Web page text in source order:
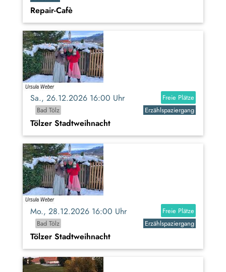
Repair-Cafè
Sa., 26.12.2026 16:00 Uhr
Freie Plätze
Bad Tölz
Erzählspaziergang
Tölzer Stadtweihnacht
Mo., 28.12.2026 16:00 Uhr
Freie Plätze
Bad Tölz
Erzählspaziergang
Tölzer Stadtweihnacht